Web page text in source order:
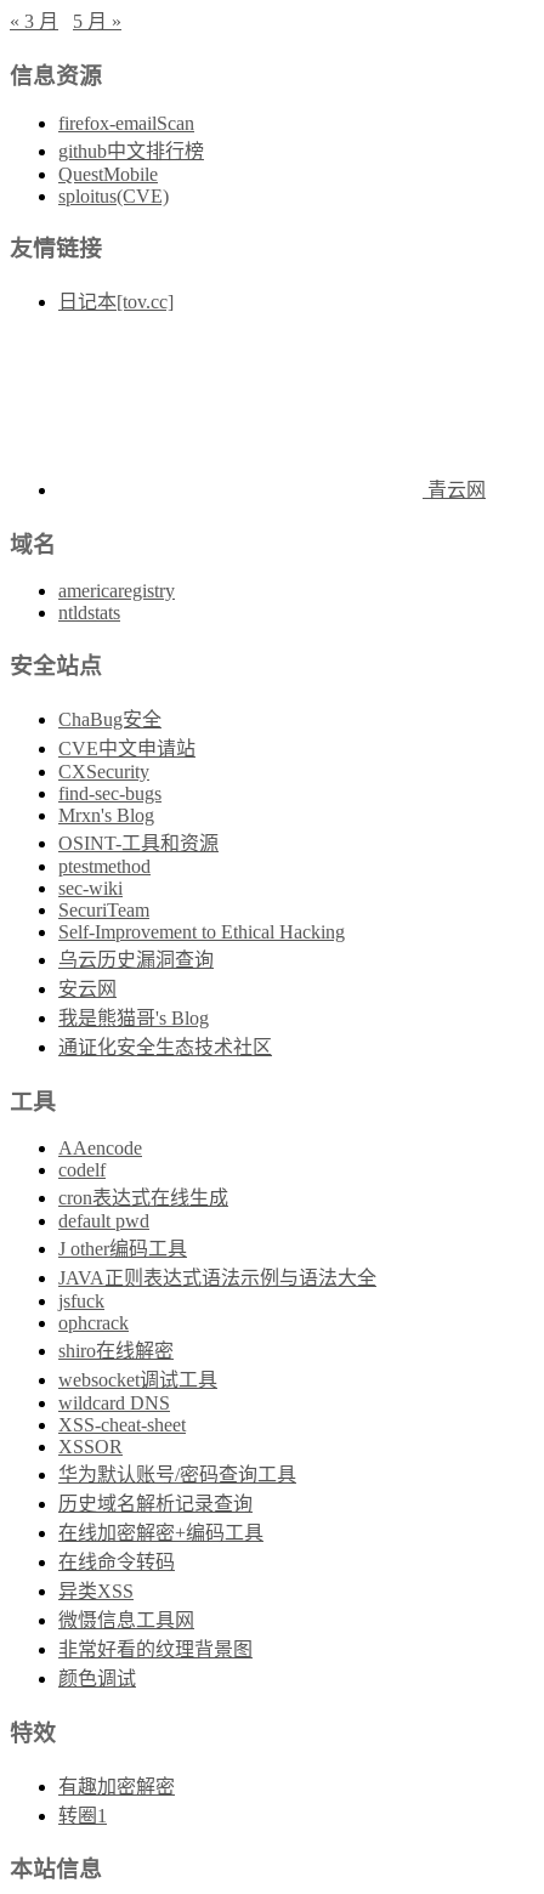
« 3 月
5 月 »
信息资源
firefox-emailScan
github中文排行榜
QuestMobile
sploitus(CVE)
友情链接
日记本[tov.cc]
青云网
域名
americaregistry
ntldstats
安全站点
ChaBug安全
CVE中文申请站
CXSecurity
find-sec-bugs
Mrxn's Blog
OSINT-工具和资源
ptestmethod
sec-wiki
SecuriTeam
Self-Improvement to Ethical Hacking
乌云历史漏洞查询
安云网
我是熊猫哥's Blog
通证化安全生态技术社区
工具
AAencode
codelf
cron表达式在线生成
default pwd
J other编码工具
JAVA正则表达式语法示例与语法大全
jsfuck
ophcrack
shiro在线解密
websocket调试工具
wildcard DNS
XSS-cheat-sheet
XSSOR
华为默认账号/密码查询工具
历史域名解析记录查询
在线加密解密+编码工具
在线命令转码
异类XSS
微慑信息工具网
非常好看的纹理背景图
颜色调试
特效
有趣加密解密
转圈1
本站信息